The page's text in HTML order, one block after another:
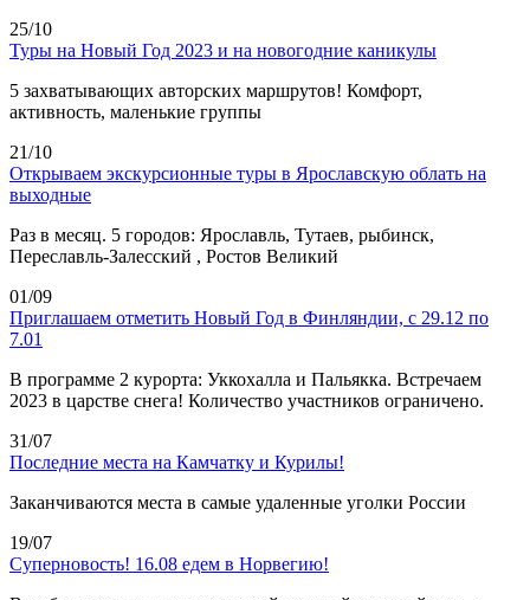
25/10
Туры на Новый Год 2023 и на новогодние каникулы
5 захватывающих авторских маршрутов! Комфорт,
активность, маленькие группы
21/10
Открываем экскурсионные туры в Ярославскую облать на
выходные
Раз в месяц. 5 городов: Ярославль, Тутаев, рыбинск,
Переславль-Залесский , Ростов Великий
01/09
Приглашаем отметить Новый Год в Финляндии, с 29.12 по
7.01
В программе 2 курорта: Уккохалла и Пальякка. Встречаем
2023 в царстве снега! Количество участников ограничено.
31/07
Последние места на Камчатку и Курилы!
Заканчиваются места в самые удаленные уголки России
19/07
Суперновость! 16.08 едем в Норвегию!